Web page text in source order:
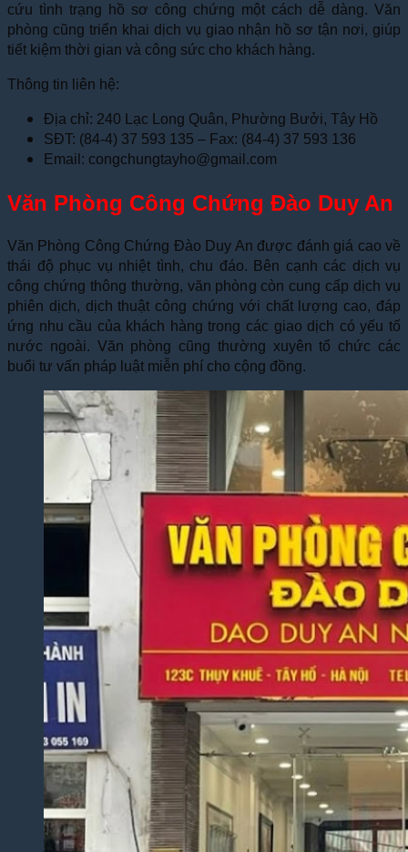
cứu tình trạng hồ sơ công chứng một cách dễ dàng. Văn
phòng cũng triển khai dịch vụ giao nhận hồ sơ tận nơi, giúp
tiết kiệm thời gian và công sức cho khách hàng.
Thông tin liên hệ:
Địa chỉ: 240 Lạc Long Quân, Phường Bưởi, Tây Hồ
SĐT: (84-4) 37 593 135 – Fax: (84-4) 37 593 136
Email: congchungtayho@gmail.com
Văn Phòng Công Chứng Đào Duy An
Văn Phòng Công Chứng Đào Duy An được đánh giá cao về
thái độ phục vụ nhiệt tình, chu đáo. Bên cạnh các dịch vụ
công chứng thông thường, văn phòng còn cung cấp dịch vụ
phiên dịch, dịch thuật công chứng với chất lượng cao, đáp
ứng nhu cầu của khách hàng trong các giao dịch có yếu tố
nước ngoài. Văn phòng cũng thường xuyên tổ chức các
buổi tư vấn pháp luật miễn phí cho cộng đồng.